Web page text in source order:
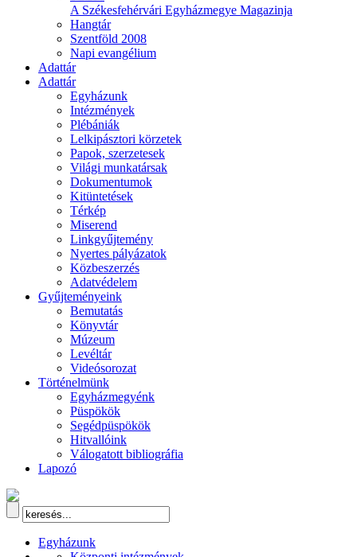
A Székesfehérvári Egyházmegye Magazinja
Hangtár
Szentföld 2008
Napi evangélium
Adattár
Adattár
Egyházunk
Intézmények
Plébániák
Lelkipásztori körzetek
Papok, szerzetesek
Világi munkatársak
Dokumentumok
Kitüntetések
Térkép
Miserend
Linkgyűjtemény
Nyertes pályázatok
Közbeszerzés
Adatvédelem
Gyűjteményeink
Bemutatás
Könyvtár
Múzeum
Levéltár
Videósorozat
Történelmünk
Egyházmegyénk
Püspökök
Segédpüspökök
Hitvallóink
Válogatott bibliográfia
Lapozó
Egyházunk